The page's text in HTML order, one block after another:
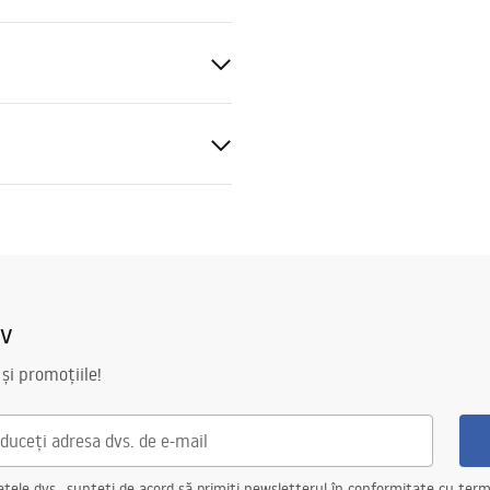
promoțiile!